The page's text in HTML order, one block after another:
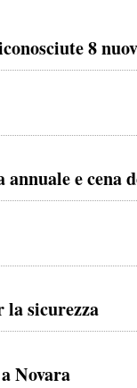
8
annuale e cena
sicurezza
Novara